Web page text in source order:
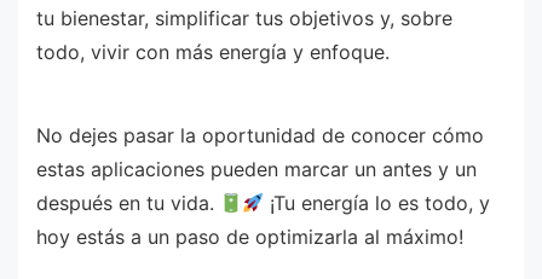
tu bienestar, simplificar tus objetivos y, sobre
todo, vivir con más energía y enfoque.
No dejes pasar la oportunidad de conocer cómo
estas aplicaciones pueden marcar un antes y un
después en tu vida.
¡Tu energía lo es todo, y
hoy estás a un paso de optimizarla al máximo!